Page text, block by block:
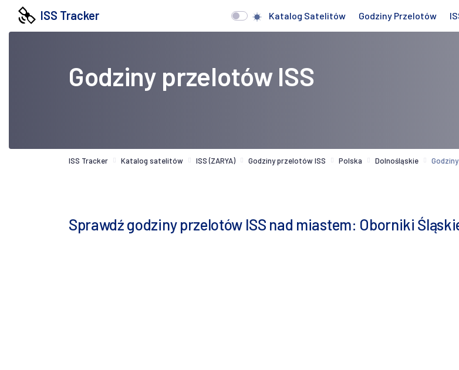
ISS Tracker Katalog Satelitów Godziny Przelotów
Godziny przelotów ISS
ISS Tracker Katalog satelitów ISS (ZARYA) Godziny przelotów ISS Polska Dolnośląskie
Sprawdź godziny przelotów ISS nad miastem: Oborniki